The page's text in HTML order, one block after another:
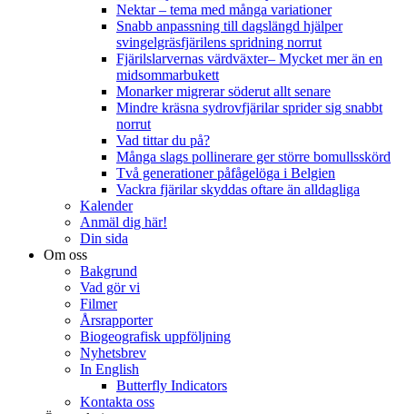
Nektar – tema med många variationer
Snabb anpassning till dagslängd hjälper
svingelgräsfjärilens spridning norrut
Fjärilslarvernas värdväxter– Mycket mer än en
midsommarbukett
Monarker migrerar söderut allt senare
Mindre kräsna sydrovfjärilar sprider sig snabbt
norrut
Vad tittar du på?
Många slags pollinerare ger större bomullsskörd
Två generationer påfågelöga i Belgien
Vackra fjärilar skyddas oftare än alldagliga
Kalender
Anmäl dig här!
Din sida
Om oss
Bakgrund
Vad gör vi
Filmer
Årsrapporter
Biogeografisk uppföljning
Nyhetsbrev
In English
Butterfly Indicators
Kontakta oss